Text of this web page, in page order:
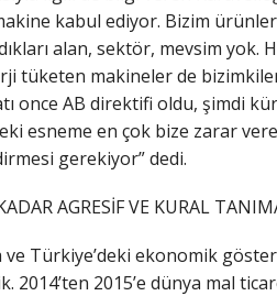
kabul ediyor. Bizim
alan, sektör, mevsim
tüketen makineler de
once AB direktifi oldu, şimdi
esneme en çok bize zarar
gerekiyor” dedi.
AGRESİF VE KURAL
Türkiye’deki ekonomik
2014’ten 2015’e dünya mal